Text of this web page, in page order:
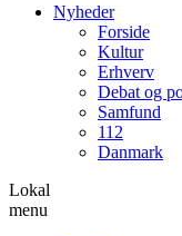
Nyheder
Forside
Kultur
Erhverv
Debat og
Samfund
112
Danmark
Lokal
menu